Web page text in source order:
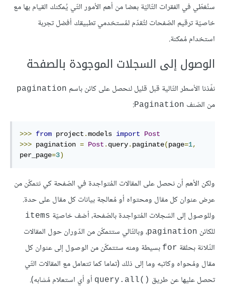
سنُغطّي في الفقرات التّاليّة بعضا من أهم الأمور التّي يُمكنك القيام بها مع
خاصيّة ترقيم الصّفحات لتُقدّم لمُستخدمي تطبيقك أفضل تجربة
استخدام مُمكنة.
الوصول إلى السجلات الموجودة بالصفحة
نفّذنا الأسطر التّالية قبل قليل لنحصل على كائن باسم pagination
من الصّنف Pagination
:
>>> from project .models import
Post
>>> pagination = Post . query. paginate(page=1,
per_page=3)
ولكن الأهم أن نحصل على المقالات المُتواجدة في الصّفحة كي نتمكّن من
عرض عنوان كل مقال ومحتواه أو مُعالجة بيانات كل مقال على حدة.
وللوصول إلى السّجلات المُتواجدة بالصّفحة، أضف خاصيّة items
للكائن pagination، وبالتّالي ستتمكّن من الدّوران حول المقالات
الثّلاثة بحلقة for بسيطة ومنه ستتمكّن من الوصول إلى عنوان كل
مقال ومُحواه وكاتبه وما إلى ذلك (تماما كما تتعامل مع المقالات التّي
تحصل عليها عن طريق ()query.all
أو أي استعلام مُشابه).